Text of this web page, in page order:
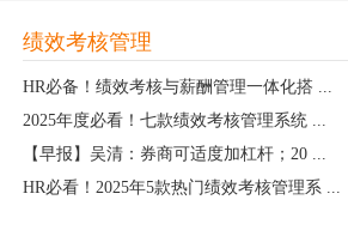
绩效考核管理
HR必备！绩效考核与薪酬管理一体化搭 ...
2025年度必看！七款绩效考核管理系统 ...
【早报】吴清：券商可适度加杠杆；20 ...
HR必看！2025年5款热门绩效考核管理系 ...